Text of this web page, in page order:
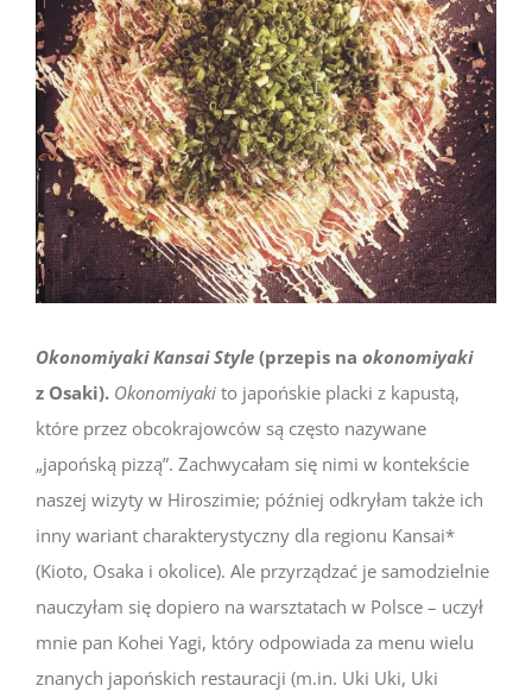
Okonomiyaki Kansai Style (przepis na okonomiyaki
z Osaki). Okonomiyaki to japońskie placki z kapustą,
które przez obcokrajowców są często nazywane
„japońską pizzą”. Zachwycałam się nimi w kontekście
naszej wizyty w Hiroszimie; później odkryłam także ich
inny wariant charakterystyczny dla regionu Kansai*
(Kioto, Osaka i okolice). Ale przyrządzać je samodzielnie
nauczyłam się dopiero na warsztatach w Polsce – uczył
mnie pan Kohei Yagi, który odpowiada za menu wielu
znanych japońskich restauracji (m.in. Uki Uki, Uki